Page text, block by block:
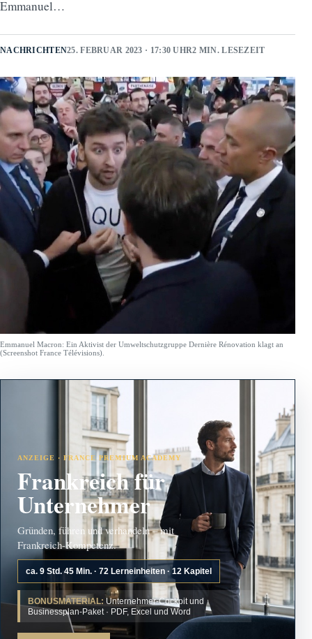
Emmanuel…
NACHRICHTEN25. FEBRUAR 2023 · 17:30 UHR2 MIN. LESEZEIT
Emmanuel Macron: Ein Aktivist der Umweltschutzgruppe Dernière Rénovation klagt an
(Screenshot France Télévisions).
ANZEIGE · FRANCE PREMIUM ACADEMY
Frankreich für
Unternehmer
Gründen, führen und verhandeln – mit
Frankreich-Kompetenz.
ca. 9 Std. 45 Min. · 72 Lerneinheiten · 12 Kapitel
BONUSMATERIAL: Unternehmer-Cockpit und
Businessplan-Paket · PDF, Excel und Word